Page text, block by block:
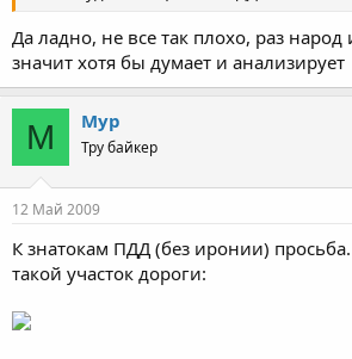
Да ладно, не все так плохо, раз народ
значит хотя бы думает и анализирует
М Мур
Тру байкер
12 Май 2009
К знатокам ПДД (без иронии)
такой участок дороги: